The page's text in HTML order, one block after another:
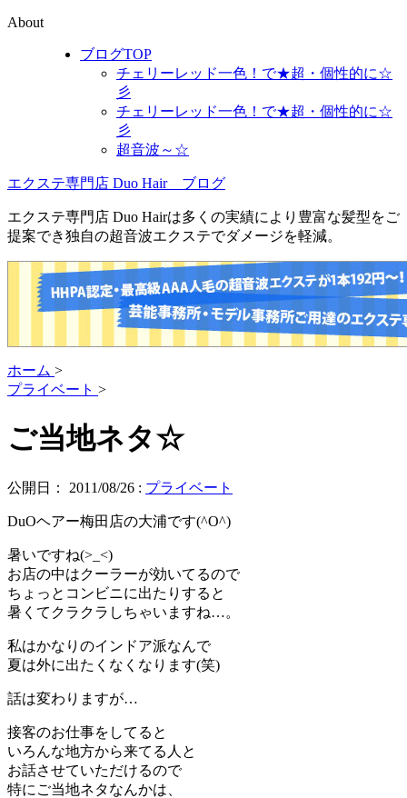
About
ブログTOP
チェリーレッド一色！で★超・個性的に☆
彡
チェリーレッド一色！で★超・個性的に☆
彡
超音波～☆
エクステ専門店 Duo Hair ブログ
エクステ専門店 Duo Hairは多くの実績により豊富な髪型をご
提案でき独自の超音波エクステでダメージを軽減。
ホーム >
プライベート >
ご当地ネタ☆
公開日： 2011/08/26 : プライベート
DuOヘアー梅田店の大浦です(^O^)
暑いですね(>_<)
お店の中はクーラーが効いてるので
ちょっとコンビニに出たりすると
暑くてクラクラしちゃいますね…。
私はかなりのインドア派なんで
夏は外に出たくなくなります(笑)
話は変わりますが…
接客のお仕事をしてると
いろんな地方から来てる人と
お話させていただけるので
特にご当地ネタなんかは、